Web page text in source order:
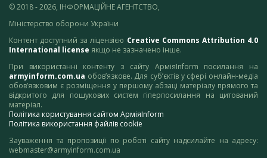
© 2018 - 2026, ІНФОРМАЦІЙНЕ АГЕНТСТВО,
Міністерство оборони України
Контент доступний за ліцензією Creative Commons Attribution 4.0
International license якщо не зазначено інше.
При використанні контенту з сайту АрміяInform посилання на
armyinform.com.ua обов’язкове. Для суб’єктів у сфері онлайн-медіа
обов’язковим є розміщення у першому абзаці матеріалу прямого та
відкритого для пошукових систем гіперпосилання на цитований
матеріал.
Політика користування сайтом АрміяInform
Політика використання файлів cookie
Зауваження та пропозиції по роботі сайту надсилайте на адресу:
webmaster@armyinform.com.ua